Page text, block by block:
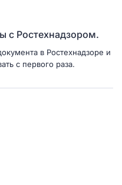
с Ростехнадзором.
в Ростехнадзоре и
с первого раза.